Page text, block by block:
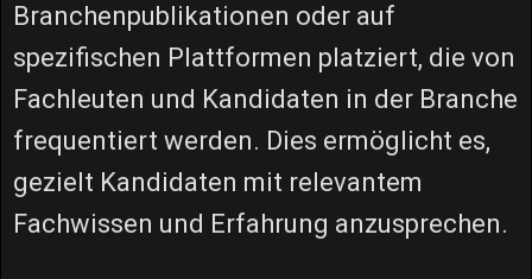
Branchenpublikationen oder auf
spezifischen Plattformen platziert, die von
Fachleuten und Kandidaten in der Branche
frequentiert werden. Dies ermöglicht es,
gezielt Kandidaten mit relevantem
Fachwissen und Erfahrung anzusprechen.